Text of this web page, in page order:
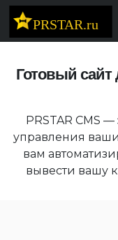
Готовый
PRSTAR CMS
управления
вам
вывести вашу